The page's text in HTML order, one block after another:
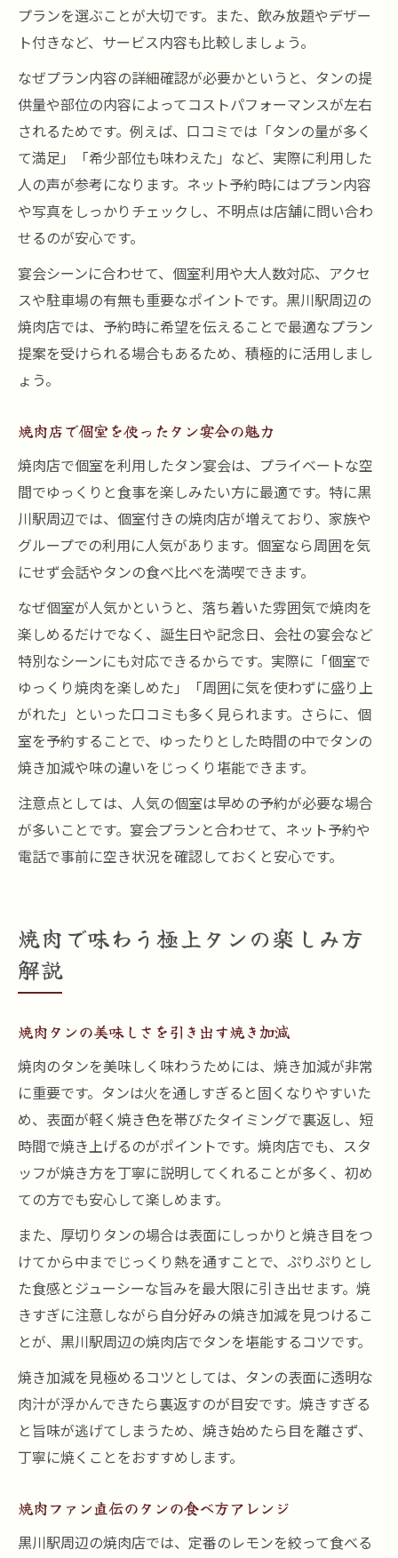
プランを選ぶことが大切です。また、飲み放題やデザー
ト付きなど、サービス内容も比較しましょう。
なぜプラン内容の詳細確認が必要かというと、タンの提
供量や部位の内容によってコストパフォーマンスが左右
されるためです。例えば、口コミでは「タンの量が多く
て満足」「希少部位も味わえた」など、実際に利用した
人の声が参考になります。ネット予約時にはプラン内容
や写真をしっかりチェックし、不明点は店舗に問い合わ
せるのが安心です。
宴会シーンに合わせて、個室利用や大人数対応、アクセ
スや駐車場の有無も重要なポイントです。黒川駅周辺の
焼肉店では、予約時に希望を伝えることで最適なプラン
提案を受けられる場合もあるため、積極的に活用しまし
ょう。
焼肉店で個室を使ったタン宴会の魅力
焼肉店で個室を利用したタン宴会は、プライベートな空
間でゆっくりと食事を楽しみたい方に最適です。特に黒
川駅周辺では、個室付きの焼肉店が増えており、家族や
グループでの利用に人気があります。個室なら周囲を気
にせず会話やタンの食べ比べを満喫できます。
なぜ個室が人気かというと、落ち着いた雰囲気で焼肉を
楽しめるだけでなく、誕生日や記念日、会社の宴会など
特別なシーンにも対応できるからです。実際に「個室で
ゆっくり焼肉を楽しめた」「周囲に気を使わずに盛り上
がれた」といった口コミも多く見られます。さらに、個
室を予約することで、ゆったりとした時間の中でタンの
焼き加減や味の違いをじっくり堪能できます。
注意点としては、人気の個室は早めの予約が必要な場合
が多いことです。宴会プランと合わせて、ネット予約や
電話で事前に空き状況を確認しておくと安心です。
焼肉で味わう極上タンの楽しみ方
解説
焼肉タンの美味しさを引き出す焼き加減
焼肉のタンを美味しく味わうためには、焼き加減が非常
に重要です。タンは火を通しすぎると固くなりやすいた
め、表面が軽く焼き色を帯びたタイミングで裏返し、短
時間で焼き上げるのがポイントです。焼肉店でも、スタ
ッフが焼き方を丁寧に説明してくれることが多く、初め
ての方でも安心して楽しめます。
また、厚切りタンの場合は表面にしっかりと焼き目をつ
けてから中までじっくり熱を通すことで、ぷりぷりとし
た食感とジューシーな旨みを最大限に引き出せます。焼
きすぎに注意しながら自分好みの焼き加減を見つけるこ
とが、黒川駅周辺の焼肉店でタンを堪能するコツです。
焼き加減を見極めるコツとしては、タンの表面に透明な
肉汁が浮かんできたら裏返すのが目安です。焼きすぎる
と旨味が逃げてしまうため、焼き始めたら目を離さず、
丁寧に焼くことをおすすめします。
焼肉ファン直伝のタンの食べ方アレンジ
黒川駅周辺の焼肉店では、定番のレモンを絞って食べる